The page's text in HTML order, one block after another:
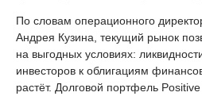
По словам операционного
Андрея Кузина, текущий рынок
на выгодных условиях:
инвесторов к облигациям
растёт. Долговой портфель